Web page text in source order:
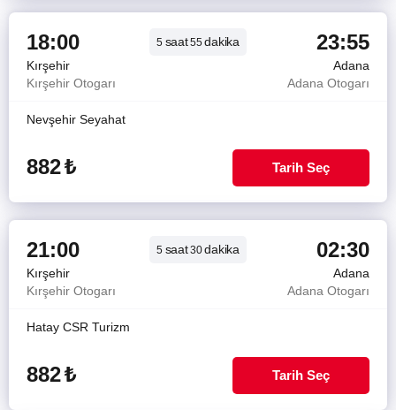
18:00 5 saat55dakika 23:55
Kırşehir
Adana
Kırşehir Otogarı
Adana Otogarı
Nevşehir Seyahat
882₺ Tarih Seç
21:00 5 saat30dakika 02:30
Kırşehir
Adana
Kırşehir Otogarı
Adana Otogarı
Hatay CSR Turizm
882₺ Tarih Seç